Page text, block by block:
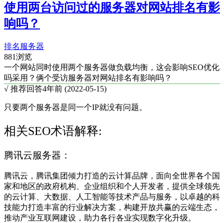
使用两台访问过的服务器对网站排名有影
响吗？
排名 服务器
881浏览
一个网站同时使用两个服务器做负载均衡，这会影响SEO优化
吗采用？俩个受访服务器对网站排名有影响吗？
√ 推荐回答4年前 (2022-05-15)
只要两个服务器是同一个IP就没有问题。
相关SEO术语解释:
腾讯云服务器：
腾讯云，腾讯集团倾力打造的云计算品牌，面向全世界各个国
家和地区的政府机构、企业组织和个人开发者，提供全球领先
的云计算、大数据、人工智能等技术产品与服务，以卓越的科
技能力打造丰富的行业解决方案，构建开放共赢的云端生态，
推动产业互联网建设，助力各行各业实现数字化升级。